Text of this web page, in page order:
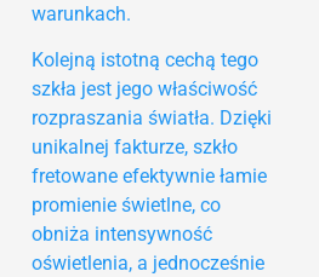
warunkach.
Kolejną istotną cechą tego
szkła jest jego właściwość
rozpraszania światła. Dzięki
unikalnej fakturze, szkło
fretowane efektywnie łamie
promienie świetlne, co
obniża intensywność
oświetlenia, a jednocześnie